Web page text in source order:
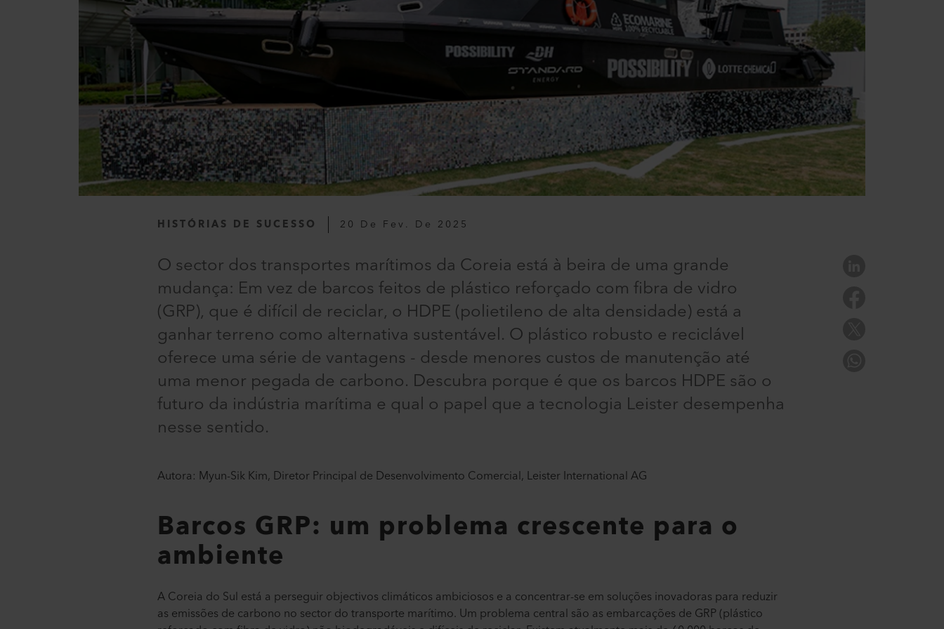
HISTÓRIAS DE SUCESSO 20 De Fev. De 2025
O sector dos transportes marítimos da Coreia está à beira de uma grande
mudança: Em vez de barcos feitos de plástico reforçado com fibra de vidro
(GRP), que é difícil de reciclar, o HDPE (polietileno de alta densidade) está a
ganhar terreno como alternativa sustentável. O plástico robusto e reciclável
oferece uma série de vantagens - desde menores custos de manutenção até
uma menor pegada de carbono. Descubra porque é que os barcos HDPE são o
futuro da indústria marítima e qual o papel que a tecnologia Leister desempenha
nesse sentido.
Autora: Myun-Sik Kim, Diretor Principal de Desenvolvimento Comercial, Leister International AG
Barcos GRP: um problema crescente para o
ambiente
A Coreia do Sul está a perseguir objectivos climáticos ambiciosos e a concentrar-se em soluções inovadoras para reduzir
as emissões de carbono no sector do transporte marítimo. Um problema central são as embarcações de GRP (plástico